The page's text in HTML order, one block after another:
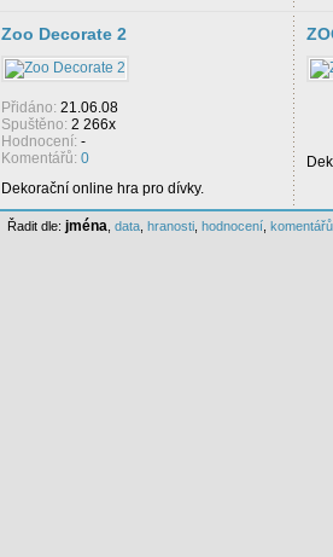
Zoo Decorate 2
Přidáno: 21.06.08
Spuštěno: 2 266x
Hodnocení: -
Komentářů: 0
Dekorační online hra pro dívky.
Řadit dle: jména data hranosti hodnocení komentářů